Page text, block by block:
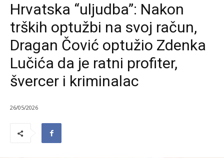
Hrvatska “uljudba”: Nakon
trških optužbi na svoj račun,
Dragan Čović optužio Zdenka
Lučića da je ratni profiter,
švercer i kriminalac
26/05/2026